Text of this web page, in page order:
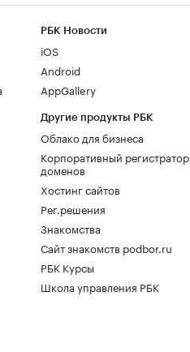
РБК Новости
iOS
Android
AppGallery
Другие продукты РБК
Облако для бизнеса
Корпоративный регистратор
доменов
Хостинг сайтов
Рег.решения
Знакомства
Сайт знакомств podbor.ru
РБК Курсы
Школа управления РБК